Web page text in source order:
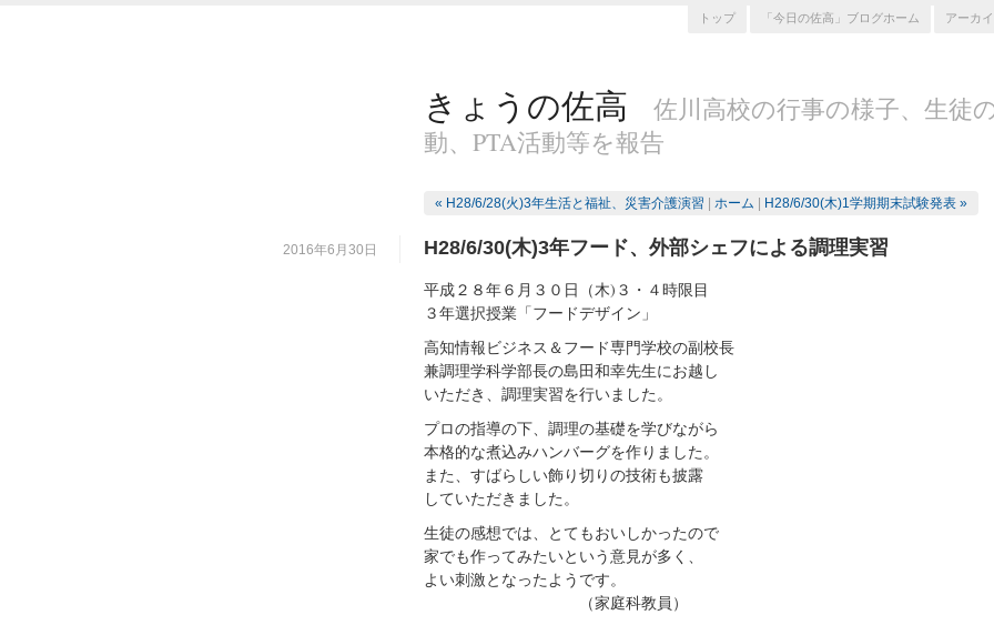
きょうの佐高
佐川高校の行事の様子、生徒
動、PTA活動等を報告
トップ 「今日の佐高」ブログホーム アーカ
« H28/6/28(火)3年生活と福祉、災害介護演習 ホーム H28/6/30(木)1学期期末試験発表 »
2016年6月30日 H28/6/30(木)3年フード、外部シェフによる調理実習
平成２８年６月３０日（木)３・４時限目
３年選択授業「フードデザイン」
高知情報ビジネス＆フード専門学校の副校長
兼調理学科学部長の島田和幸先生にお越し
いただき、調理実習を行いました。
プロの指導の下、調理の基礎を学びながら
本格的な煮込みハンバーグを作りました。
また、すばらしい飾り切りの技術も披露
していただきました。
生徒の感想では、とてもおいしかったので
家でも作ってみたいという意見が多く、
よい刺激となったようです。
（家庭科教員）